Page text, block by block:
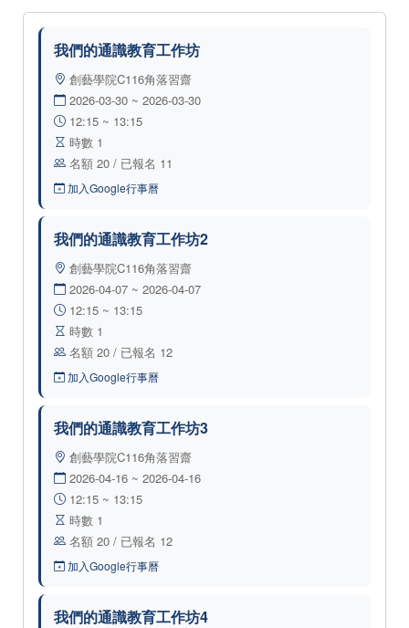
我們的通識教育工作坊
創藝學院C116角落習齋
2026-03-30 ~ 2026-03-30
12:15 ~ 13:15
時數 1
名額 20 / 已報名 11
加入Google行事曆
我們的通識教育工作坊2
創藝學院C116角落習齋
2026-04-07 ~ 2026-04-07
12:15 ~ 13:15
時數 1
名額 20 / 已報名 12
加入Google行事曆
我們的通識教育工作坊3
創藝學院C116角落習齋
2026-04-16 ~ 2026-04-16
12:15 ~ 13:15
時數 1
名額 20 / 已報名 12
加入Google行事曆
我們的通識教育工作坊4